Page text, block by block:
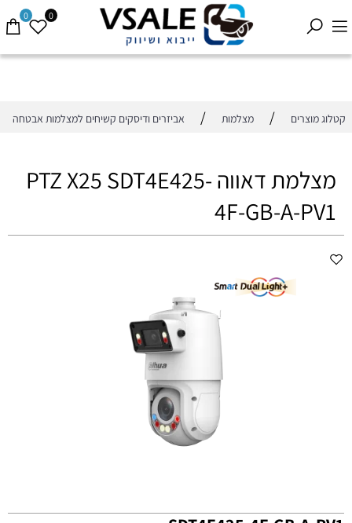
0 0
קטלוג מוצרים / מצלמות / אביזרים ודיסקים קשיחים למצלמות אבטחה
מצלמת דאווה PTZ X25 SDT4E425-
4F-GB-A-PV1